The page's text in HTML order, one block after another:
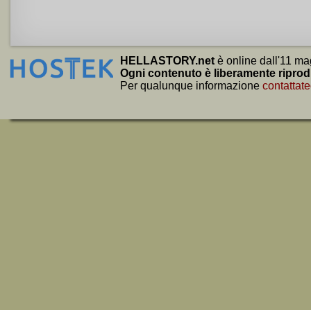
HELLASTORY.net è online dall'11
Ogni contenuto è liberamente
Per qualunque informazione